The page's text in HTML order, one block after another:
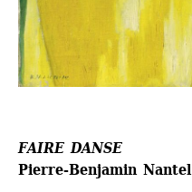
FAIRE DANSE
Pierre-Benjamin Nantel